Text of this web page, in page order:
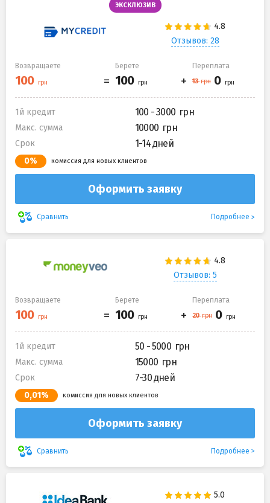
ЭКСКЛЮЗИВ
Отзывов: 28
Возвращаете Берете Переплата
1й кредит 100 - 3000
Макс. сумма 10000
Срок 1-14 дней
0% комиссия для новых клиентов
Оформить заявку
Сравнить Подробнее
Отзывов: 5
Возвращаете Берете Переплата
1й кредит 50 - 5000
Макс. сумма 15000
Срок 7-30 дней
0,01% комиссия для новых клиентов
Оформить заявку
Сравнить Подробнее